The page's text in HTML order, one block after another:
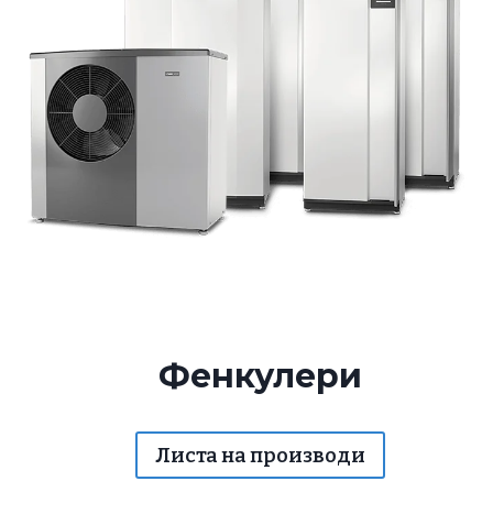
Фенкулери
Листа на производи